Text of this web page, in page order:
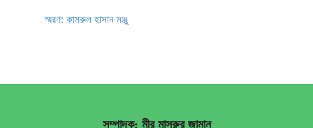
স্মরণ: কামরুল হাসান মঞ্জু
সম্পাদক: মীর মাসরুর জামান